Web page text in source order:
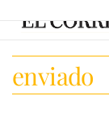
enviado